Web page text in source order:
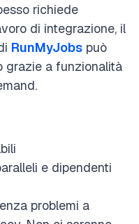
richiede
di integrazione, il
RunMyJobs può
grazie a funzionalità
e dipendenti
problemi a